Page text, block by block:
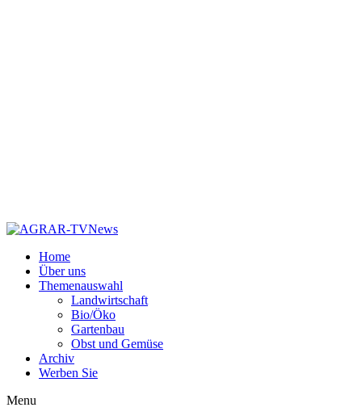
Home
Über uns
Themenauswahl
Landwirtschaft
Bio/Öko
Gartenbau
Obst und Gemüse
Archiv
Werben Sie
Menu